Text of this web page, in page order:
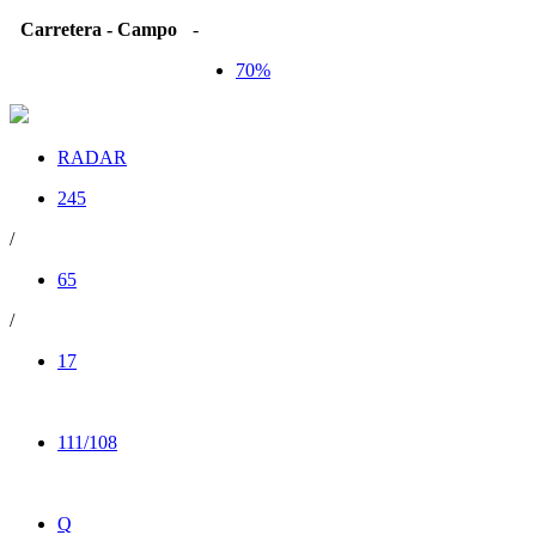
Carretera - Campo
-
70%
RADAR
245
/
65
/
17
111/108
Q